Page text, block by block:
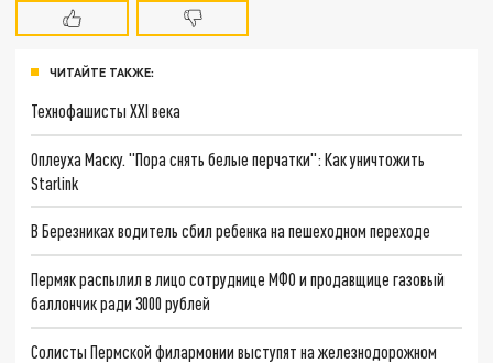
ЧИТАЙТЕ ТАКЖЕ:
Технофашисты XXI века
Оплеуха Маску. "Пора снять белые перчатки": Как уничтожить
Starlink
В Березниках водитель сбил ребенка на пешеходном переходе
Пермяк распылил в лицо сотруднице МФО и продавщице газовый
баллончик ради 3000 рублей
Солисты Пермской филармонии выступят на железнодорожном